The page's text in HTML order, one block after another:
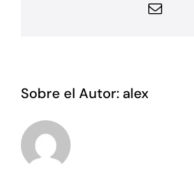
Correo
Sobre el Autor: alex